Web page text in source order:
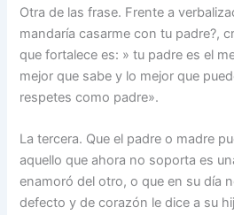
Otra de las frase. Frente a
mandaría casarme con tu padre?,
que fortalece es: » tu padre es el
mejor que sabe y lo mejor que
respetes como padre».
La tercera. Que el padre o madre
aquello que ahora no soporta es
enamoró del otro, o que en su día
defecto y de corazón le dice a su